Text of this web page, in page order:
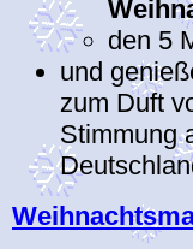
den 5
und
zum Duft
Stimmung